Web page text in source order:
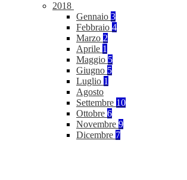
2018
Gennaio 3
Febbraio 4
Marzo 2
Aprile 1
Maggio 5
Giugno 5
Luglio 1
Agosto
Settembre 10
Ottobre 6
Novembre 9
Dicembre 7